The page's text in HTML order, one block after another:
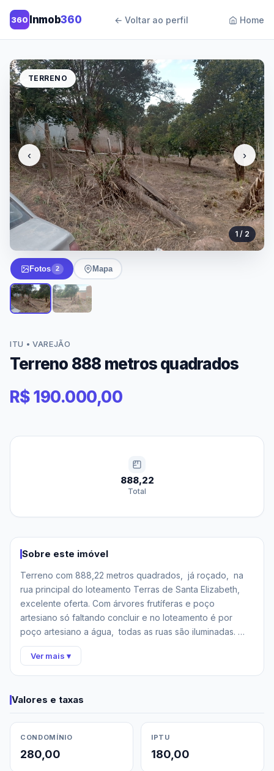
360 Inmob360 ← Voltar ao perfil Home
TERRENO
‹ ›
1 / 2
Fotos 2 Mapa
ITU • VAREJÃO
Terreno 888 metros quadrados
R$ 190.000,00
888,22
Total
Sobre este imóvel
Terreno com 888,22 metros quadrados,  já roçado,  na
rua principal do loteamento Terras de Santa Elizabeth,
excelente oferta. Com árvores frutíferas e poço
artesiano só faltando concluir e no loteamento é por
poço artesiano a água,  todas as ruas são iluminadas.
Portaria com porteiro 24 horas
Ver mais ▾
Valores e taxas
CONDOMÍNIO
280,00
IPTU
180,00